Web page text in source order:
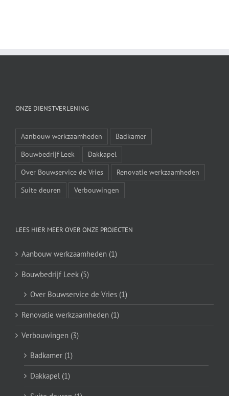
ONZE DIENSTVERLENING
Aanbouw werkzaamheden
Badkamer
Bouwbedrijf Leek
Dakkapel
Over Bouwservice de Vries
Renovatie werkzaamheden
Suite deuren
Verbouwingen
LEES HIER MEER OVER ONZE PROJECTEN
Aanbouw werkzaamheden (1)
Bouwbedrijf Leek (5)
Over Bouwservice de Vries (1)
Renovatie werkzaamheden (1)
Verbouwingen (3)
Badkamer (1)
Dakkapel (1)